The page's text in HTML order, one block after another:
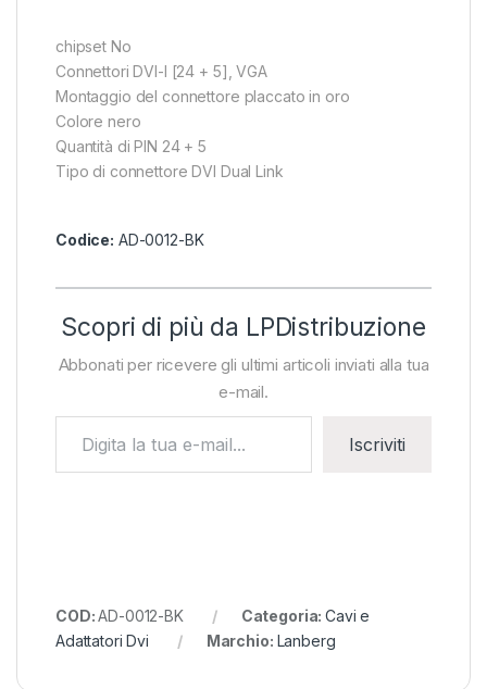
chipset No
Connettori DVI-I [24 + 5], VGA
Montaggio del connettore placcato in oro
Colore nero
Quantità di PIN 24 + 5
Tipo di connettore DVI Dual Link
Codice: AD-0012-BK
Scopri di più da LPDistribuzione
Abbonati per ricevere gli ultimi articoli inviati alla tua
e-mail.
Iscriviti
COD:AD-0012-BK Categoria:Cavi e
Adattatori Dvi
Marchio: Lanberg